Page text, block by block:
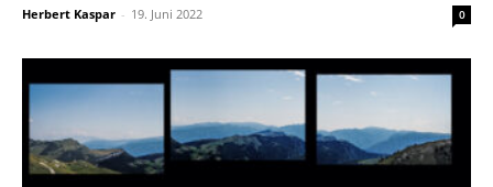
Herbert Kaspar - 19. Juni 2022 0